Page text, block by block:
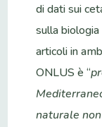
di dati sui
sulla
articoli in
ONLUS è “
naturale